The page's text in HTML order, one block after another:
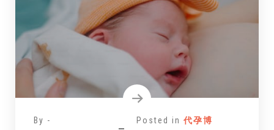
By -
Posted in代孕博